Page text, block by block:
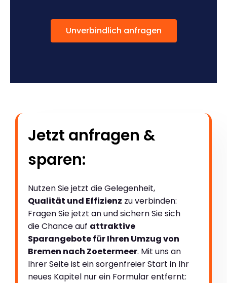
Unverbindlich anfragen
Jetzt anfragen &
sparen:
Nutzen Sie jetzt die Gelegenheit,
Qualität und Effizienz zu verbinden:
Fragen Sie jetzt an und sichern Sie sich
die Chance auf attraktive
Sparangebote für Ihren Umzug von
Bremen nach Zoetermeer. Mit uns an
Ihrer Seite ist ein sorgenfreier Start in Ihr
neues Kapitel nur ein Formular entfernt: